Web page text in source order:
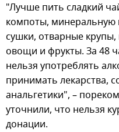
"Лучше пить сладкий
компоты, минеральную
сушки, отварные
овощи и фрукты. За 48
нельзя употреблять
принимать лекарства,
анальгетики", –
уточнили, что нельзя
донации.